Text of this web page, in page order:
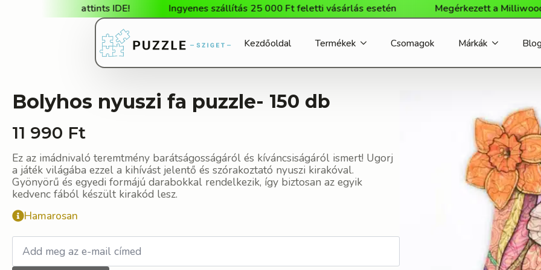
Kattints IDE! Ingyenes szállítás 25 000 Ft feletti vásárlás esetén Megérkezett a Milliwood
Kezdőoldal Termékek Csomagok Márkák
Bolyhos nyuszi fa puzzle- 150 db
11 990 Ft
Ez az imádnivaló teremtmény barátságosságáról és kíváncsiságáról ismert! Ugorj
a játék világába ezzel a kihívást jelentő és szórakoztató nyuszi kirakóval.
Gyönyörű és egyedi formájú darabokkal rendelkezik, így biztosan az egyik
kedvenc fából készült kirakód lesz.
Hamarosan